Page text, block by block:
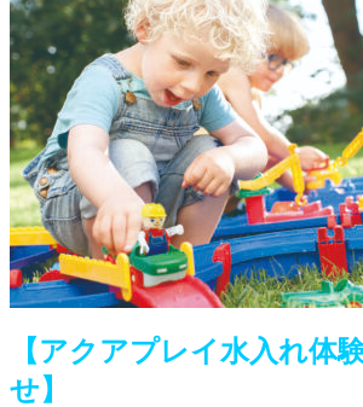
【アクアプレイ水入れ体
せ】